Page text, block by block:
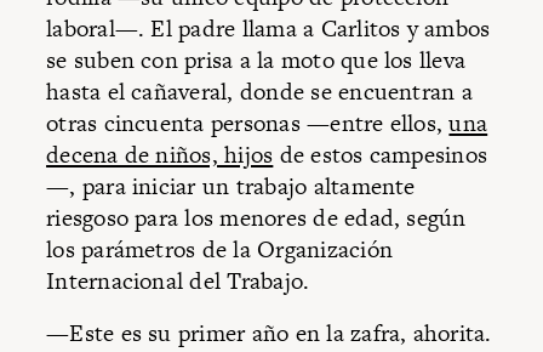
laboral—. El padre llama a Carlitos y ambos
se suben con prisa a la moto que los lleva
hasta el cañaveral, donde se encuentran a
otras cincuenta personas —entre ellos,una
decena de niños, hijos de estos campesinos
—, para iniciar un trabajo altamente
riesgoso para los menores de edad, según
los parámetros de la Organización
Internacional del Trabajo.
—Este es su primer año en la zafra, ahorita.